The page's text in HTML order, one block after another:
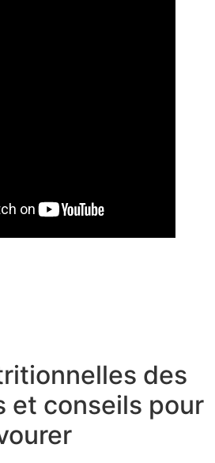
des
et conseils pour